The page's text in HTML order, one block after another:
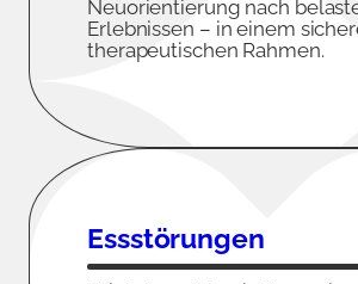
Neuorientierung nach
Erlebnissen – in einem
therapeutischen Rahmen.
Ess­störungen